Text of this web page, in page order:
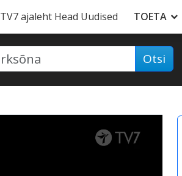
TV7 ajaleht Head Uudised TOETA
Otsi